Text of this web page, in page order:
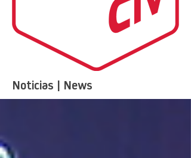
Noticias | News